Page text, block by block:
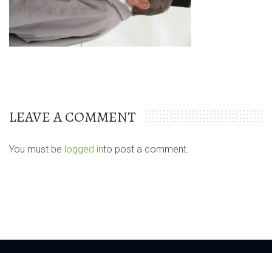
LEAVE A COMMENT
You must be logged into post a comment.